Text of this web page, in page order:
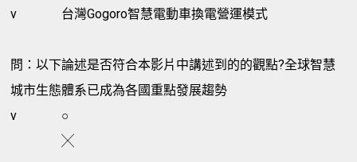
v
台灣Gogoro智慧電動車換電營運模式
問：以下論述是否符合本影片中講述到的的觀點?全球智慧
城市生態體系已成為各國重點發展趨勢
v
○
╳